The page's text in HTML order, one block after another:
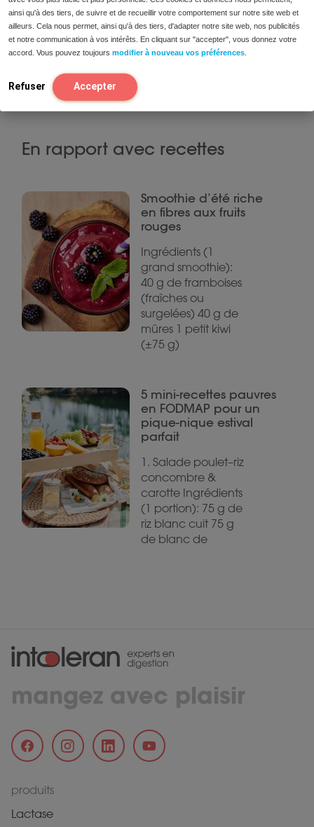
ainsi qu'à des tiers, de suivre et de recueillir votre comportement sur notre site web et
ailleurs. Cela nous permet, ainsi qu'à des tiers, d'adapter notre site web, nos publicités
et notre communication à vos intérêts. En cliquant sur "accepter", vous donnez votre
accord. Vous pouvez toujours modifier à nouveau vos préférences
Refuser Accepter
C’est une recette :
Faible en FODMAPs
Faible en fructose et sorbitol
Faible en lactose
Sans gluten
En rapport avec recettes
Smoothie d’été riche
en fibres aux fruits
rouges
Ingrédients (1
grand smoothie):
40 g de framboises
(fraîches ou
surgelées) 40 g de
mûres 1 petit kiwi
(±75 g)
5 mini-recettes pauvres
en FODMAP pour un
pique-nique estival
parfait
1. Salade poulet–riz
concombre &
carotte Ingrédients
(1 portion): 75 g de
riz blanc cuit 75 g
de blanc de
mangez avec plaisir
produits
Lactase